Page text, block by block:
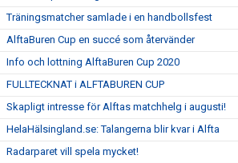
Träningsmatcher samlade i en handbollsfest
AlftaBuren Cup en succé som återvänder
Info och lottning AlftaBuren Cup 2020
FULLTECKNAT i ALFTABUREN CUP
Skapligt intresse för Alftas matchhelg i augusti!
HelaHälsingland.se: Talangerna blir kvar i Alfta
Radarparet vill spela mycket!